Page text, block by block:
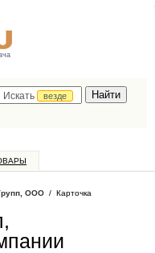
Искать
везде
ООО / Карточка